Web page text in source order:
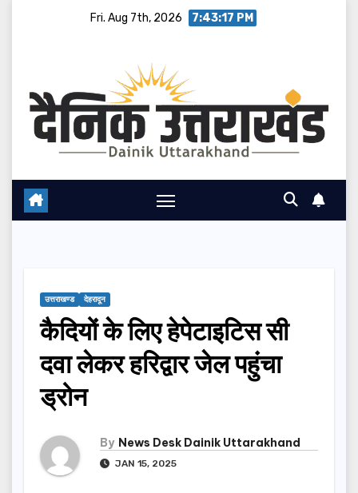
Fri. Aug 7th, 2026 7:43:17 PM
उत्तराखण्ड देहरादून
कैदियों के लिए हेपेटाइटिस सी
दवा लेकर हरिद्वार जेल पहुंचा
ड्रोन
By News Desk Dainik Uttarakhand
JAN 15, 2025